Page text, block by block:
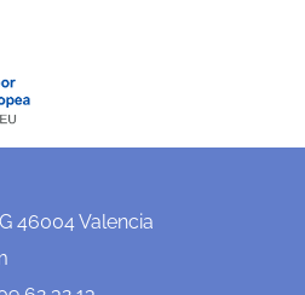
46004 Valencia